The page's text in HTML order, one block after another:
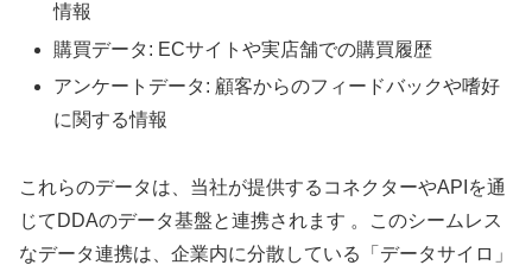
情報
購買データ: ECサイトや実店舗での購買履歴
アンケートデータ: 顧客からのフィードバックや嗜好
に関する情報
これらのデータは、当社が提供するコネクターやAPIを通
じてDDAのデータ基盤と連携されます 。このシームレス
なデータ連携は、企業内に分散している「データサイロ」